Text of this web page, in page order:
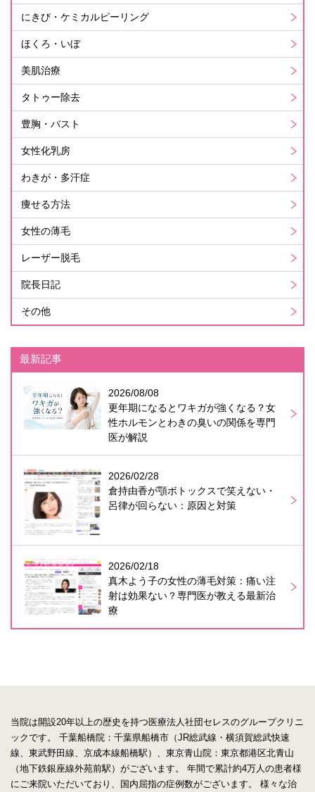
にきび・ケミカルピーリング
ほくろ・いぼ
美肌治療
タトゥー除去
豊胸・バスト
女性化乳房
わきが・多汗症
痩せる方法
女性の薄毛
レーザー脱毛
院長日記
その他
最新記事
2026/08/08
更年期になるとワキガが強くなる？女
性ホルモンとわきの臭いの関係を専門
医が解説
2026/02/28
倉持由香が顎ボトックスで笑えない・
呂律が回らない：原因と対策
2026/02/18
真木よう子の女性の薄毛対策：痛い注
射は効果ない？専門医が教える最新治
療
当院は開設20年以上の歴史を持つ医療法人社団セレスのグループクリニ
ックです。
千葉船橋院：千葉県船橋市（JR総武線・横須賀総武快速
線、東武野田線、京成本線船橋駅）、東京青山院：東京都港区北青山
（地下鉄銀座線外苑前駅）がございます。
年間で累計約4万人の患者様
にご来院いただいており、国内屈指の症例数がございます。
様々な治